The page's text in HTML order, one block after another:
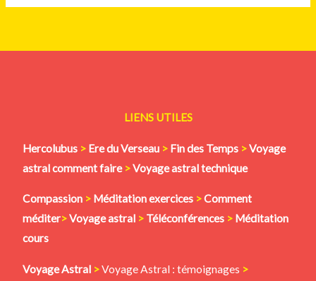
LIENS UTILES
Hercolubus > Ere du Verseau > Fin des Temps >Voyage
astral comment faire >Voyage astral technique
Compassion > Méditationexercices >Comment
méditer>Voyage astral > Téléconférences > Méditation
cours
Voyage Astral >Voyage Astral : témoignages >